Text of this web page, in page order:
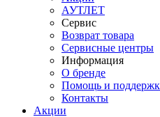
АУТЛЕТ
Сервис
Возврат товара
Сервисные центры
Информация
О бренде
Помощь и
Контакты
Акции